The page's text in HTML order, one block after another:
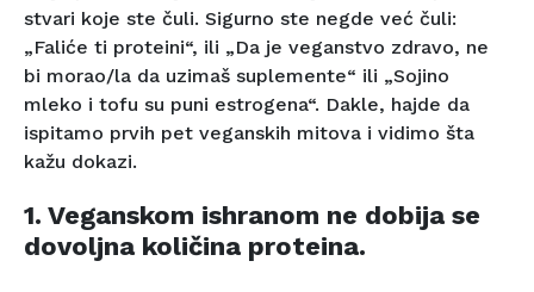
stvari koje ste čuli. Sigurno ste negde već čuli:
„Faliće ti proteini“, ili „Da je veganstvo zdravo, ne
bi morao/la da uzimaš suplemente“ ili „Sojino
mleko i tofu su puni estrogena“. Dakle, hajde da
ispitamo prvih pet veganskih mitova i vidimo šta
kažu dokazi.
1. Veganskom ishranom ne dobija se
dovoljna količina proteina.